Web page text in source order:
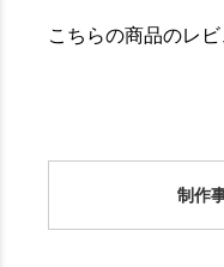
こちらの商品のレ
制作